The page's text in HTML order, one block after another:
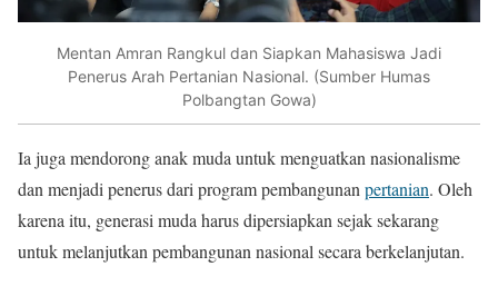
Mentan Amran Rangkul dan Siapkan Mahasiswa Jadi
Penerus Arah Pertanian Nasional. (Sumber Humas
Polbangtan Gowa)
Ia juga mendorong anak muda untuk menguatkan nasionalisme
dan menjadi penerus dari program pembangunan pertanian. Oleh
karena itu, generasi muda harus dipersiapkan sejak sekarang
untuk melanjutkan pembangunan nasional secara berkelanjutan.